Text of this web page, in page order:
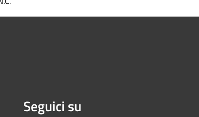
Seguici su